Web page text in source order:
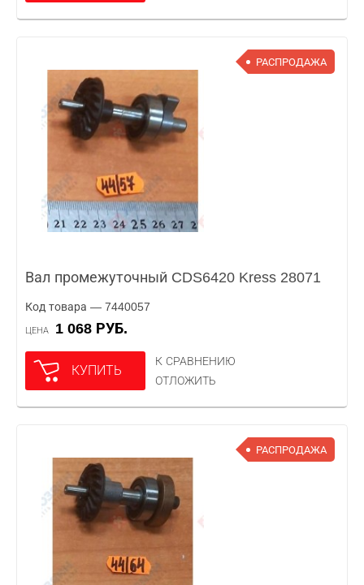
РАСПРОДАЖА
Вал промежуточный CDS6420 Kress 28071
Код товара — 7440057
ЦЕНА 1 068 РУБ.
КУПИТЬ
К СРАВНЕНИЮ
ОТЛОЖИТЬ
РАСПРОДАЖА